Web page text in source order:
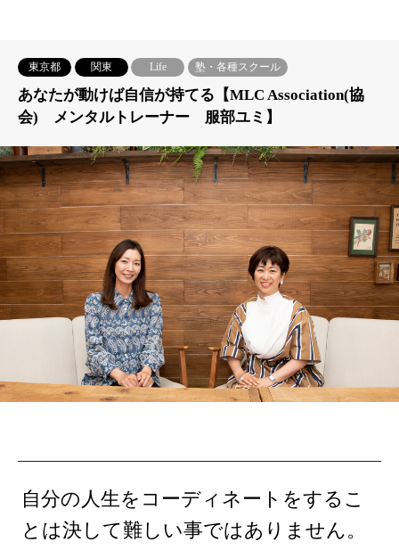
東京都 関東 Life 塾・各種スクール
あなたが動けば自信が持てる【MLC Association(協
会) メンタルトレーナー 服部ユミ】
自分の人生をコーディネートをするこ
とは決して難しい事ではありません。